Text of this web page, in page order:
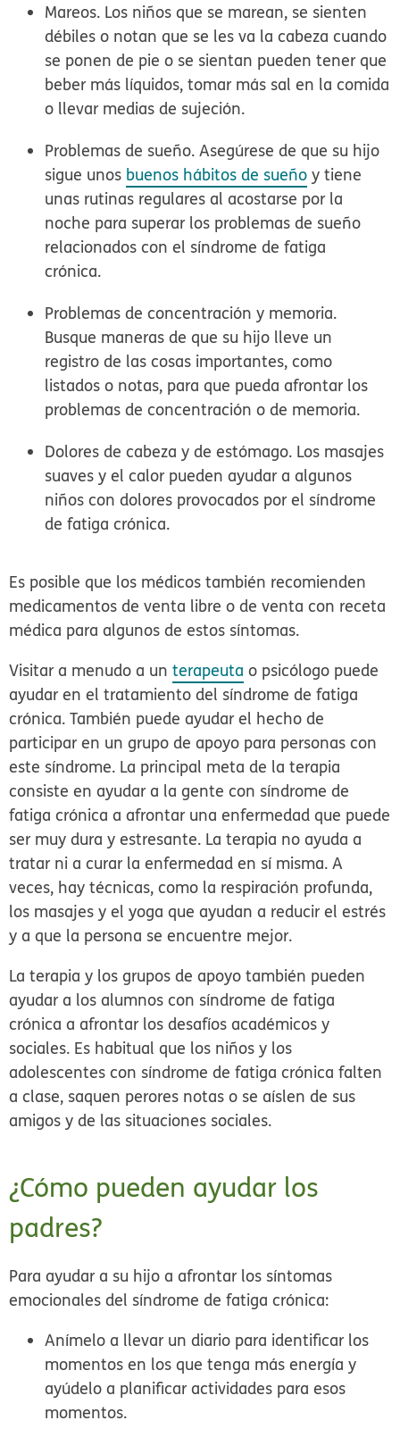
Mareos. Los niños que se marean, se sienten
débiles o notan que se les va la cabeza cuando
se ponen de pie o se sientan pueden tener que
beber más líquidos, tomar más sal en la comida
o llevar medias de sujeción.
Problemas de sueño. Asegúrese de que su hijo
sigue unos buenos hábitos de sueño y tiene
unas rutinas regulares al acostarse por la
noche para superar los problemas de sueño
relacionados con el síndrome de fatiga
crónica.
Problemas de concentración y memoria.
Busque maneras de que su hijo lleve un
registro de las cosas importantes, como
listados o notas, para que pueda afrontar los
problemas de concentración o de memoria.
Dolores de cabeza y de estómago. Los masajes
suaves y el calor pueden ayudar a algunos
niños con dolores provocados por el síndrome
de fatiga crónica.
Es posible que los médicos también recomienden
medicamentos de venta libre o de venta con receta
médica para algunos de estos síntomas.
Visitar a menudo a unterapeuta o psicólogo puede
ayudar en el tratamiento del síndrome de fatiga
crónica. También puede ayudar el hecho de
participar en un grupo de apoyo para personas con
este síndrome. La principal meta de la terapia
consiste en ayudar a la gente con síndrome de
fatiga crónica a afrontar una enfermedad que puede
ser muy dura y estresante. La terapia no ayuda a
tratar ni a curar la enfermedad en sí misma. A
veces, hay técnicas, como la respiración profunda,
los masajes y el yoga que ayudan a reducir el estrés
y a que la persona se encuentre mejor.
La terapia y los grupos de apoyo también pueden
ayudar a los alumnos con síndrome de fatiga
crónica a afrontar los desafíos académicos y
sociales. Es habitual que los niños y los
adolescentes con síndrome de fatiga crónica falten
a clase, saquen perores notas o se aíslen de sus
amigos y de las situaciones sociales.
¿Cómo pueden ayudar los
padres?
Para ayudar a su hijo a afrontar los síntomas
emocionales del síndrome de fatiga crónica:
Anímelo a llevar un diario para identificar los
momentos en los que tenga más energía y
ayúdelo a planificar actividades para esos
momentos.